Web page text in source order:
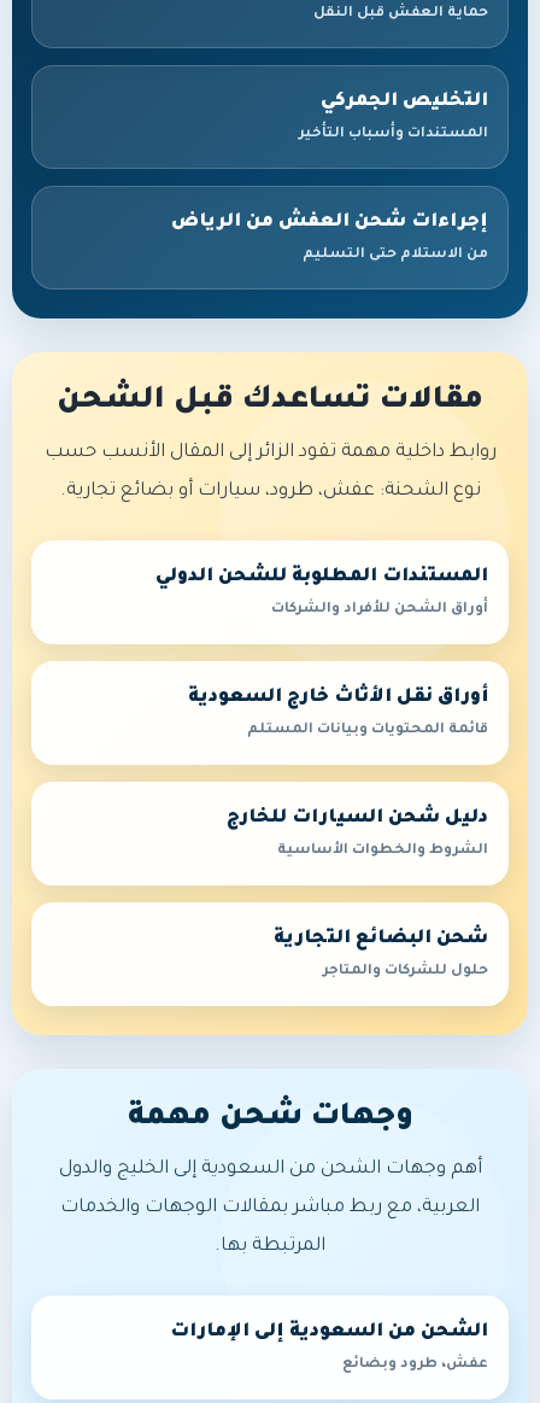
حماية العفش قبل النقل
التخليص الجمركي
المستندات وأسباب التأخير
إجراءات شحن العفش من الرياض
من الاستلام حتى التسليم
مقالات تساعدك قبل الشحن
روابط داخلية مهمة تقود الزائر إلى المقال الأنسب حسب
نوع الشحنة: عفش، طرود، سيارات أو بضائع تجارية.
المستندات المطلوبة للشحن الدولي
أوراق الشحن للأفراد والشركات
أوراق نقل الأثاث خارج السعودية
قائمة المحتويات وبيانات المستلم
دليل شحن السيارات للخارج
الشروط والخطوات الأساسية
شحن البضائع التجارية
حلول للشركات والمتاجر
وجهات شحن مهمة
أهم وجهات الشحن من السعودية إلى الخليج والدول
العربية، مع ربط مباشر بمقالات الوجهات والخدمات
المرتبطة بها.
الشحن من السعودية إلى الإمارات
عفش، طرود وبضائع